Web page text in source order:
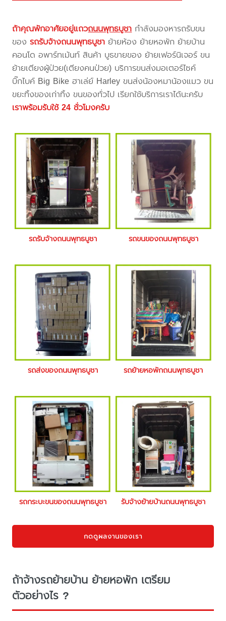
ถ้าคุณพักอาศัยอยู่แถวถนนพุทธบูชา กำลังมองหารถรับขน
ของรถรับจ้างถนนพุทธบูชา ย้ายห้อง ย้ายหอพัก ย้ายบ้าน
คอนโด อพาร์ทเม้นท์ สินค้า บูธขายของ ย้ายเฟอร์นิเจอร์ ขน
ย้ายเตียงผู้ป่วย(เตียงคนป่วย) บริการขนส่งมอเตอร์ไซค์
บิ๊กไบค์ Big Bike ฮาเล่ย์ Harley ขนส่งน้องหมาน้องแมว ขน
ขยะทิ้งของเก่าทิ้ง ขนของทั่วไป เรียกใช้บริการเราได้นะครับ
เราพร้อมรับใช้ 24 ชั่วโมงครับ
รถรับจ้างถนนพุทธบูชา รถขนของถนนพุทธบูชา
รถส่งของถนนพุทธบูชา รถย้ายหอพักถนนพุทธบูชา
รถกระบะขนของถนนพุทธบูชา รับจ้างย้ายบ้านถนนพุทธบูชา
กดดูผลงานของเรา
ถ้าจ้างรถย้ายบ้าน ย้ายหอพัก เตรียม
ตัวอย่างไร ?